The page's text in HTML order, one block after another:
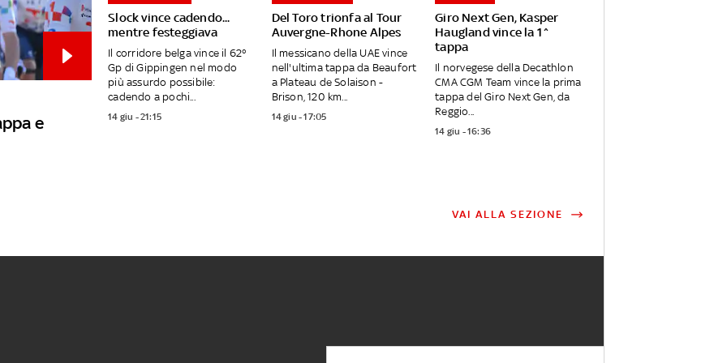
e
Slock vince cadendo...
mentre festeggiava
Il corridore belga vince il 62°
Gp di Gippingen nel modo
più assurdo possibile:
cadendo a pochi...
14 giu - 21:15
Del Toro trionfa al Tour
Auvergne-Rhone Alpes
Il messicano della UAE vince
nell'ultima tappa da Beaufort
a Plateau de Solaison -
Brison, 120 km...
14 giu - 17:05
Giro Next Gen, Kasper
Haugland vince la 1^
tappa
Il norvegese della Decathlon
CMA CGM Team vince la prima
tappa del Giro Next Gen, da
Reggio...
14 giu - 16:36
VAI ALLA SEZIONE